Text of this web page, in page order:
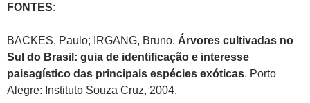
FONTES:
BACKES, Paulo; IRGANG, Bruno. Árvores cultivadas no
Sul do Brasil: guia de identificação e interesse
paisagístico das principais espécies exóticas. Porto
Alegre: Instituto Souza Cruz, 2004.